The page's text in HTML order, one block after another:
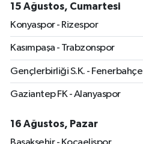
15 Ağustos, Cumartesi
Konyaspor - Rizespor
Kasımpaşa - Trabzonspor
Gençlerbirliği S.K. - Fenerbahçe
Gaziantep FK - Alanyaspor
16 Ağustos, Pazar